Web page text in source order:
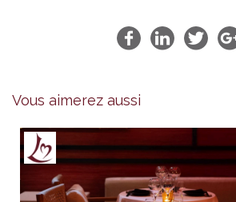
Vous aimerez aussi